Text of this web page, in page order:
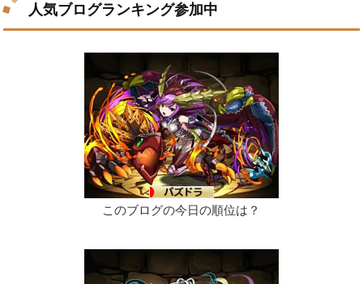
人気ブログランキング参加中
このブログの今日の順位は？